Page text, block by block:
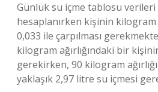
Günlük su içme tablosu
hesaplanırken kişinin kilogram
0,033 ile çarpılması
kilogram ağırlığındaki bir
gerekirken, 90 kilogram
yaklaşık 2,97 litre su içmesi